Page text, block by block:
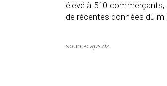
élevé à 510
de récentes données du
source: aps.dz